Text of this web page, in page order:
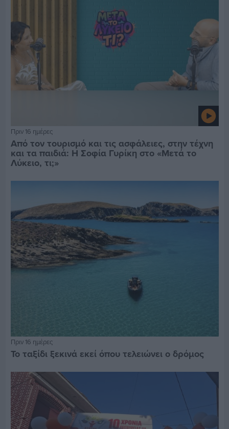
Πριν 16 ημέρες
Από τον τουρισμό και τις ασφάλειες, στην τέχνη
και τα παιδιά: Η Σοφία Γυρίκη στο «Μετά το
Λύκειο, τι;»
Πριν 16 ημέρες
Το ταξίδι ξεκινά εκεί όπου τελειώνει ο δρόμος